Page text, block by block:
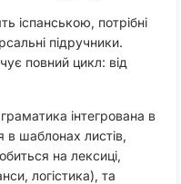
іспанською, потрібні
підручники.
повний цикл: від
інтегрована в
в шаблонах листів,
на лексиці,
логістика), та